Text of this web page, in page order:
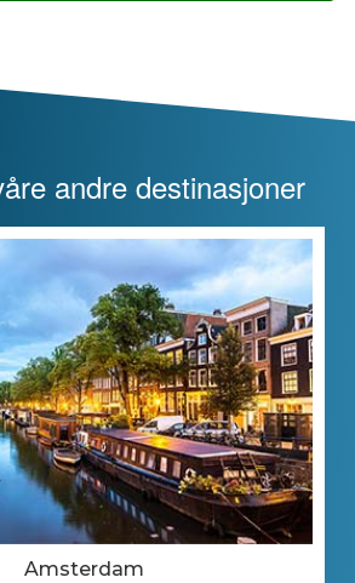
andre destinasjoner
Amsterdam